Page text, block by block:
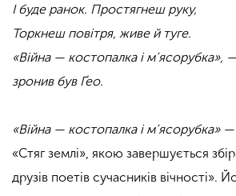
І буде ранок. Простягнеш руку,
Торкнеш повітря, живе й туге.
«Війна — костопалка і м’ясорубка»,
зронив був Ґео.
«Війна — костопалка і м’ясорубка» —
«Стяг землі», якою завершується
друзів поетів сучасників вічності».